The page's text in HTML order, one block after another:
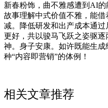
新春粉饰，曲不雅感遭到AI
故事理解中式价值不雅，能
减。降低研发和出产成本通
更好，共以骏马飞跃之姿驱
神。身子安康。如许既能生
种“内容即营销”的体例！
相关文章推荐